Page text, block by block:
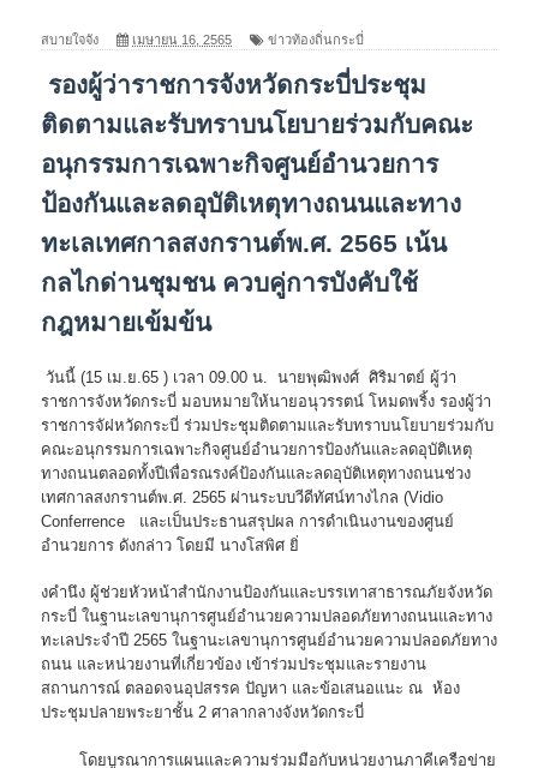
สบายใจจัง เมษายน 16, 2565 ข่าวท้องถิ่นกระบี่
รองผู้ว่าราชการจังหวัดกระบี่ประชุม
ติดตามและรับทราบนโยบายร่วมกับคณะ
อนุกรรมการเฉพาะกิจศูนย์อำนวยการ
ป้องกันและลดอุบัติเหตุทางถนนและทาง
ทะเลเทศกาลสงกรานต์พ.ศ. 2565 เน้น
กลไกด่านชุมชน ควบคู่การบังคับใช้
กฎหมายเข้มข้น
วันนี้ (15 เม.ย.65 ) เวลา 09.00 น. นายพุฒิพงศ์ ศิริมาตย์ ผู้ว่า
ราชการจังหวัดกระบี่ มอบหมายให้นายอนุวรรตน์ โหมดพริ้ง รองผู้ว่า
ราชการจัฝหวัดกระบี่ ร่วมประชุมติดตามและรับทราบนโยบายร่วมกับ
คณะอนุกรรมการเฉพาะกิจศูนย์อำนวยการป้องกันและลดอุบัติเหตุ
ทางถนนตลอดทั้งปีเพื่อรณรงค์ป้องกันและลดอุบัติเหตุทางถนนช่วง
เทศกาลสงกรานต์พ.ศ. 2565 ผ่านระบบวีดีทัศน์ทางไกล (Vidio
Conferrence และเป็นประธานสรุปผล การดำเนินงานของศูนย์
อำนวยการ ดังกล่าว โดยมี นางโสพิศ ยิ่
งคำนึง ผู้ช่วยหัวหน้าสำนักงานป้องกันและบรรเทาสาธารณภัยจังหวัด
กระบี่ ในฐานะเลขานุการศูนย์อำนวยความปลอดภัยทางถนนและทาง
ทะเลประจำปี 2565 ในฐานะเลขานุการศูนย์อำนวยความปลอดภัยทาง
ถนน และหน่วยงานที่เกี่ยวข้อง เข้าร่วมประชุมและรายงาน
สถานการณ์ ตลอดจนอุปสรรค ปัญหา และข้อเสนอแนะ ณ ห้อง
ประชุมปลายพระยาชั้น 2 ศาลากลางจังหวัดกระบี่
โดยบูรณาการแผนและความร่วมมือกับหน่วยงานภาคีเครือข่าย